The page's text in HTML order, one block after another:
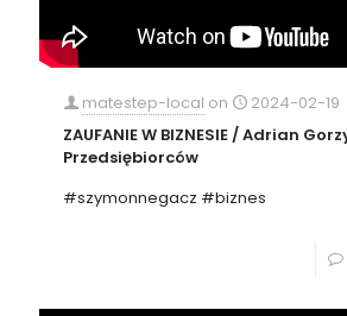
matestep-local on
2024-02-19
ZAUFANIE W BIZNESIE / Adrian
Przedsiębiorców
#szymonnegacz #biznes